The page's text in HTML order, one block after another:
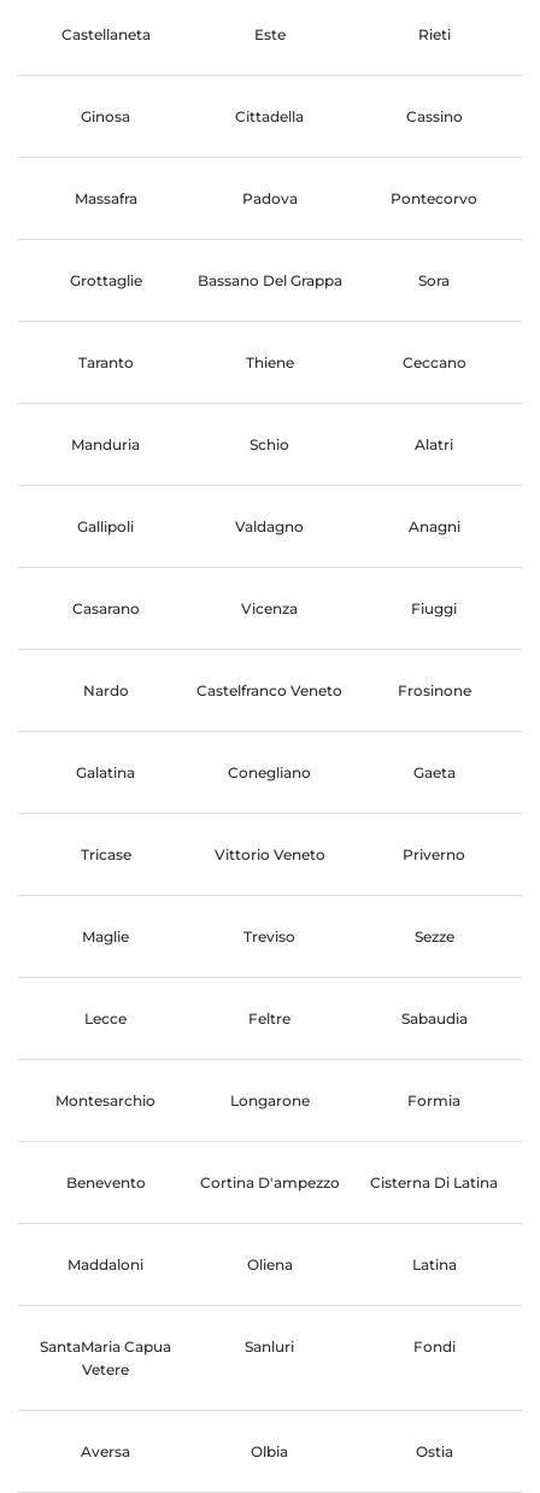
Castellaneta Este Rieti
Ginosa Cittadella Cassino
Massafra Padova Pontecorvo
Grottaglie Bassano Del Grappa Sora
Taranto Thiene Ceccano
Manduria Schio Alatri
Gallipoli Valdagno Anagni
Casarano Vicenza Fiuggi
Nardo Castelfranco Veneto Frosinone
Galatina Conegliano Gaeta
Tricase Vittorio Veneto Priverno
Maglie Treviso Sezze
Lecce Feltre Sabaudia
Montesarchio Longarone Formia
Benevento Cortina D'ampezzo Cisterna Di Latina
Maddaloni Oliena Latina
SantaMaria Capua
Vetere
Sanluri Fondi
Aversa Olbia Ostia